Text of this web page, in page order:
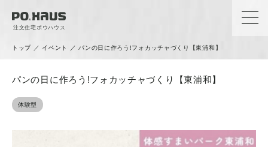
注文住宅ポウハウス
トップ ／ イベント ／ パンの日に作ろう!フォカッチャづくり【東浦和】
パンの日に作ろう!フォカッチャづくり【東浦和】
体験型